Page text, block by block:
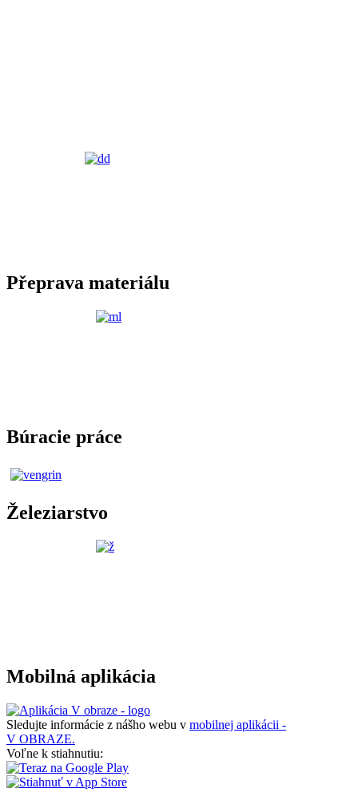
Přeprava materiálu
Búracie práce
Železiarstvo
Mobilná aplikácia
Sledujte informácie z nášho webu v mobilnej aplikácii -
V OBRAZE.
Voľne k stiahnutiu: